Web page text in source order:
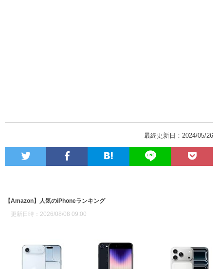
最終更新日：2024/05/26
【Amazon】人気のiPhoneランキング
更新日時：2026/08/08 09:00